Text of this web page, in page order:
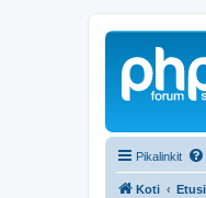
Pikalinkit
Koti